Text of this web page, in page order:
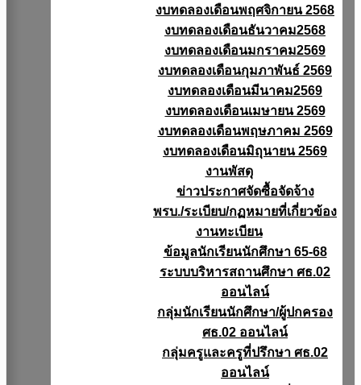
งบทดลองเดือนพฤศจิกายน 2568
งบทดลองเดือนธันวาคม2568
งบทดลองเดือนมกราคม2569
งบทดลองเดือนกุมภาพันธ์ 2569
งบทดลองเดือนมีนาคม2569
งบทดลองเดือนเมษายน 2569
งบทดลองเดือนพฤษภาคม 2569
งบทดลองเดือนมิถุนายน 2569
งานพัสดุ
ข่าวประกาศจัดซื้อจัดจ้าง
พรบ./ระเบียบ/กฏหมายที่เกี่ยวข้อง
งานทะเบียน
ข้อมูลนักเรียนนักศึกษา 65-68
ระบบบริหารสถานศึกษา ศธ.02
ออนไลน์
กลุ่มนักเรียนนักศึกษา/ผู้ปกครอง
ศธ.02 ออนไลน์
กลุ่มครูและครูที่ปรึกษา ศธ.02
ออนไลน์